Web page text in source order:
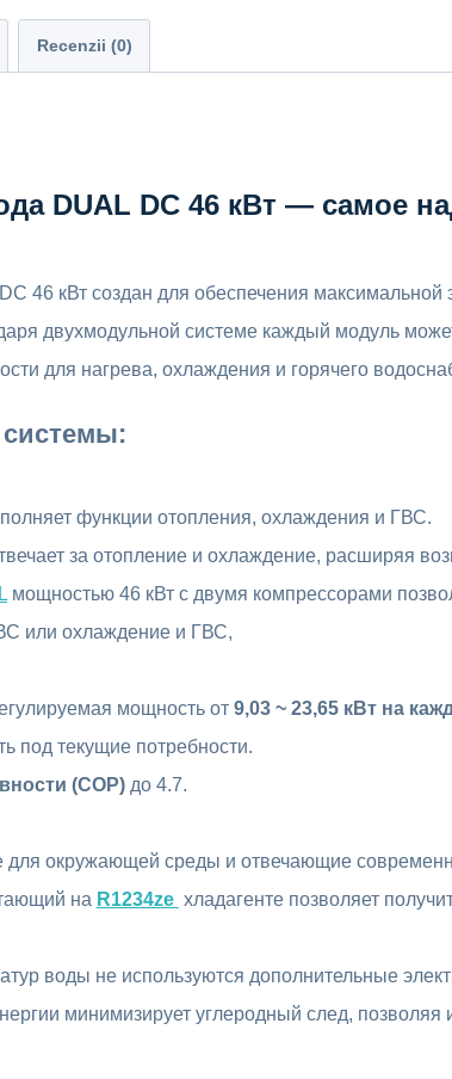
Recenzii (0)
DUAL DC 46 кВт — самое
46 кВт создан для обеспечения максимальной
двухмодульной системе каждый модуль
для нагрева, охлаждения и горячего
системы:
функции отопления, охлаждения и ГВС.
за отопление и охлаждение, расширяя
мощностью 46 кВт с двумя компрессорами
или охлаждение и ГВС,
мощность от 9,03 ~ 23,65 кВт на
под текущие потребности.
(COP)до 4.7.
для окружающей среды и отвечающие
на R1234ze хладагенте позволяет
воды не используются дополнительные
минимизирует углеродный след, позволяя